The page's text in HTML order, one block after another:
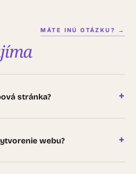
MÁTE INÚ OTÁZKU? →
stránka? +
webu? +